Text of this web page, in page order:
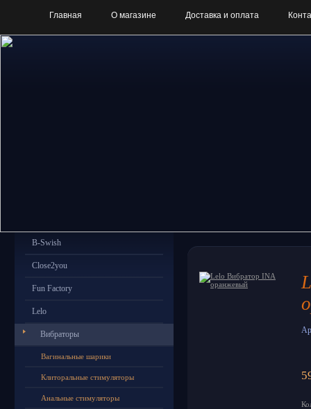
Главная О магазине Доставка и оплата
B-Swish
Close2you
Fun Factory
Lelo
Вибраторы
Вагинальные шарики
Клиторальные стимуляторы
Анальные стимуляторы